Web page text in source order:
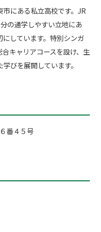
にある私立高校です。JR
の通学しやすい立地にあ
しています。特別シンガ
キャリアコースを設け、生
びを展開しています。
番４５号